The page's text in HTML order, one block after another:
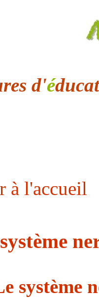
d'éducat
à l'accueil
système